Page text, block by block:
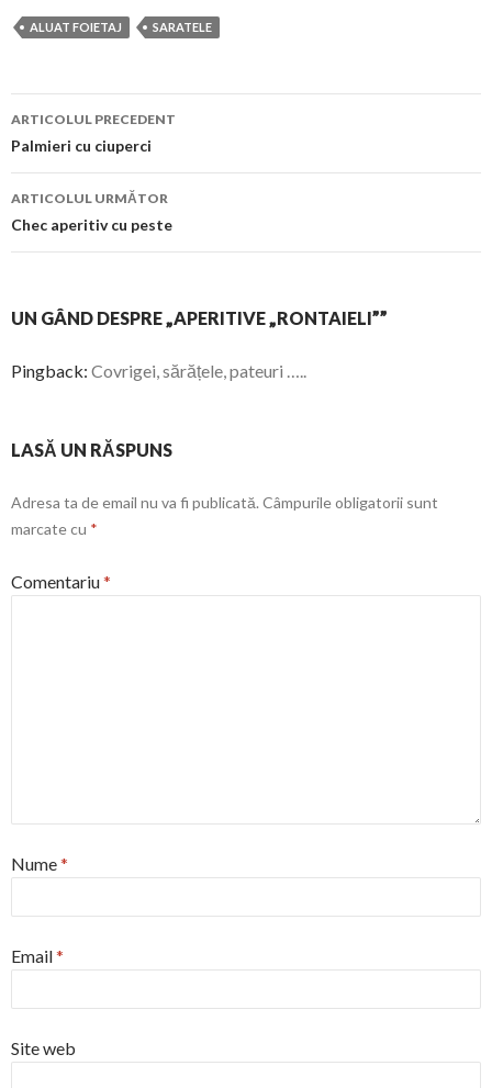
ALUAT FOIETAJ SARATELE
Navigare
în
articol
ARTICOLUL PRECEDENT
Palmieri cu ciuperci
ARTICOLUL URMĂTOR
Chec aperitiv cu peste
UN GÂND DESPRE „APERITIVE „RONTAIELI””
Pingback: Covrigei, sărățele, pateuri …..
LASĂ UN RĂSPUNS
Adresa ta de email nu va fi publicată. Câmpurile obligatorii sunt
marcate cu *
Comentariu*
Nume*
Email*
Site web